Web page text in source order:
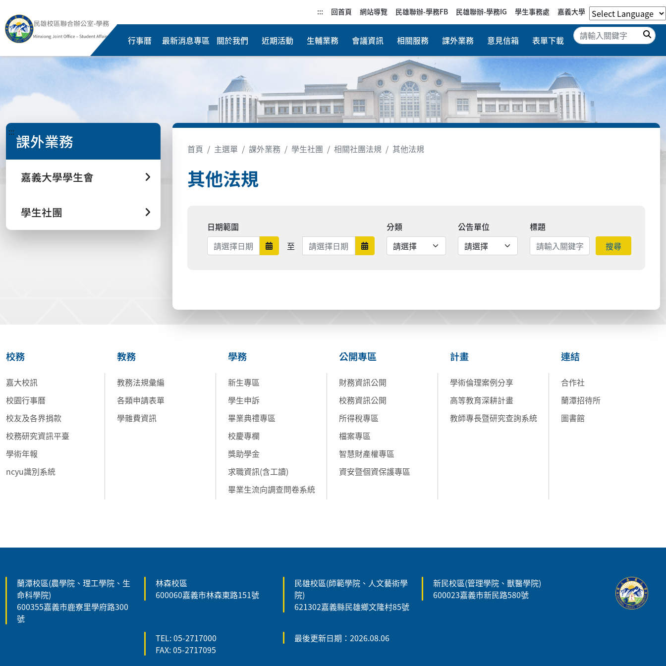
::: 回首頁 網站導覽 民雄聯辦-學務FB 民雄聯辦-學務IG 學生事務處 嘉義大學
行事曆 最新消息專區 關於我們 近期活動 生輔業務 會議資訊 相關服務 課外業務 意見信箱 表單下載
搜尋
::: 課外業務
嘉義大學學生會
學生社團
首頁 主選單 課外業務 學生社團 相關社團法規 其他法規
其他法規
日期範圍
日期範圍開始
至 日期範圍結束 日期範圍結束
分類 公告單位
標題
搜尋
校務
嘉大校訊
校園行事曆
校友及各界捐款
校務研究資訊平臺
學術年報
ncyu識別系統
教務
教務法規彙編
各類申請表單
學雜費資訊
學務
新生專區
學生申訴
畢業典禮專區
校慶專欄
獎助學金
求職資訊(含工讀)
畢業生流向調查問卷系統
公開專區
財務資訊公開
校務資訊公開
所得稅專區
檔案專區
智慧財產權專區
資安暨個資保護專區
計畫
學術倫理案例分享
高等教育深耕計畫
教師專長暨研究查詢系統
連結
合作社
蘭潭招待所
圖書館
蘭潭校區(農學院、理工學院、生
命科學院)
600355嘉義市鹿寮里學府路300
號
林森校區
600060嘉義市林森東路151號
民雄校區(師範學院、人文藝術學
院)
621302嘉義縣民雄鄉文隆村85號
新民校區(管理學院、獸醫學院)
600023嘉義市新民路580號
TEL: 05-2717000
FAX: 05-2717095
最後更新日期：2026.08.06